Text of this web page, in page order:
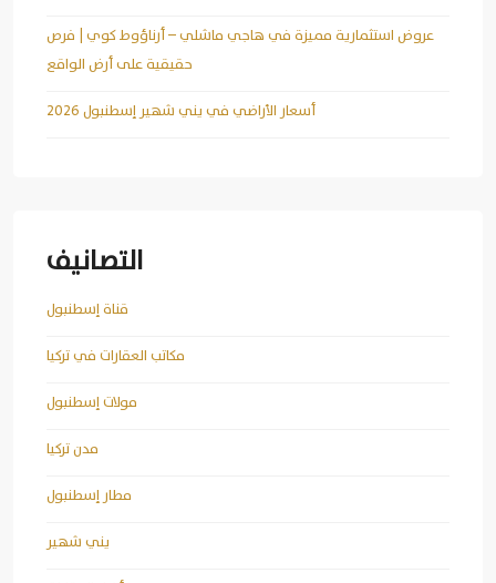
عروض استثمارية مميزة في هاجي ماشلي – أرناؤوط كوي | فرص
حقيقية على أرض الواقع
أسعار الأراضي في يني شهير إسطنبول 2026
التصانيف
قناة إسطنبول
مكاتب العقارات في تركيا
مولات إسطنبول
مدن تركيا
مطار إسطنبول
يني شهير